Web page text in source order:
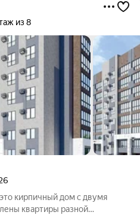
из 8
квартиры разной